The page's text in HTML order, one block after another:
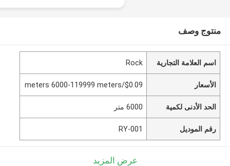
منتوج وصف
اسم العلامة التجارية Rock
الأسعار $0.09/meters 6000-119999 meters
الحد الأدنى لكمية 6000 متر
رقم الموديل RY-001
عرض المزيد